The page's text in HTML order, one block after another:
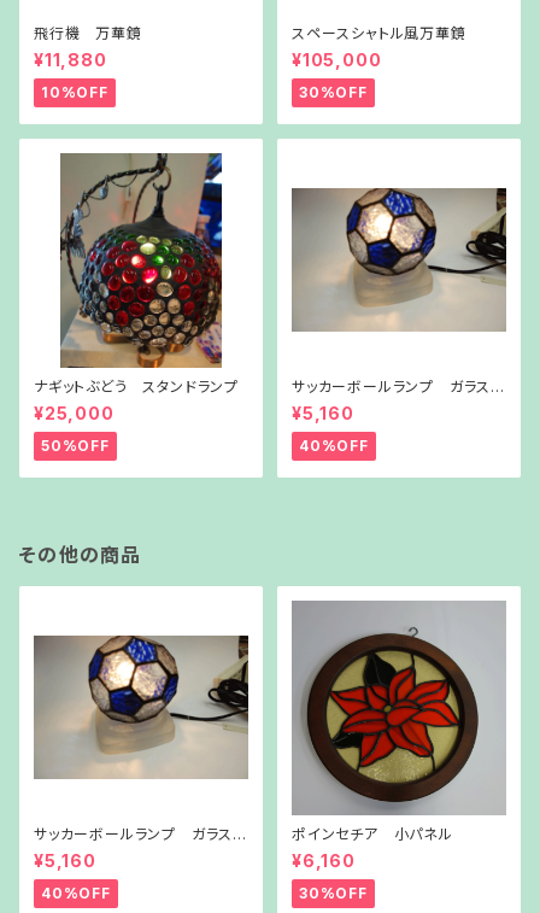
飛行機 万華鏡
¥11,880
10%OFF
スペースシャトル風万華鏡
¥105,000
30%OFF
ナギットぶどう スタンドランプ
¥25,000
50%OFF
サッカーボールランプ ガラス台
付き
¥5,160
40%OFF
その他の商品
サッカーボールランプ ガラス台
付き
¥5,160
40%OFF
ポインセチア 小パネル
¥6,160
30%OFF